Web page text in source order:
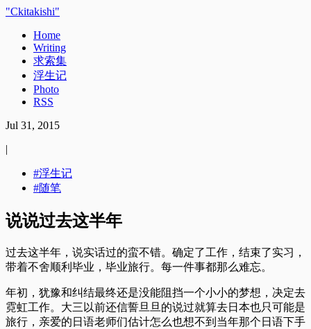
Ckitakishi
Home
Writing
求索集
浮生记
Photo
RSS
Jul 31, 2015
|
浮生记
随笔
说说过去这半年
过去这半年，说实话过的蛮不错。确定了工作，结束了实习，
带着不舍顺利毕业，毕业旅行。每一件事都那么难忘。
年初，犹豫和纠结最终还是没能阻挡一个小小的梦想，决定去
霓虹工作。大三以前还信誓旦旦的说过就算去日本也只可能是
旅行，亲爱的日语老师们估计怎么也想不到当年那个日语下手